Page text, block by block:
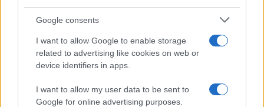
Google consents
I want to allow Google to enable storage
related to advertising like cookies on web or
device identifiers in apps.
I want to allow my user data to be sent to
Google for online advertising purposes.
Εριέττα Κούρκουλου: Τα φιλιά με τον Βύρωνα
Βασιλειάδη στις διακοπές τους και τα γενέθλια
08.08.2026